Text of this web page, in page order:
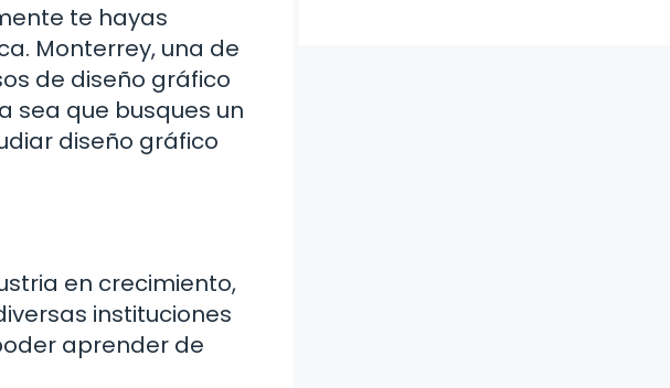
te hayas
Monterrey, una de
de diseño gráfico
sea que busques un
diseño gráfico
en crecimiento,
instituciones
aprender de